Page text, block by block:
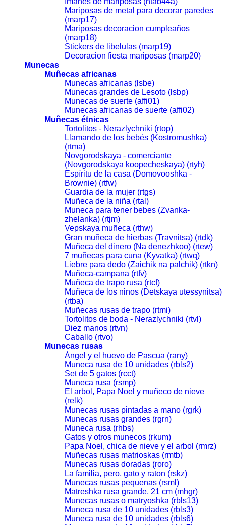
Mariposas de metal para decorar paredes
(marp17)
Mariposas decoracion cumpleaños
(marp18)
Stickers de libelulas (marp19)
Decoracion fiesta mariposas (marp20)
Munecas
Muñecas africanas
Munecas africanas (lsbe)
Munecas grandes de Lesoto (lsbp)
Munecas de suerte (affi01)
Munecas africanas de suerte (affi02)
Muñecas étnicas
Tortolitos - Nerazlychniki (rtop)
Llamando de los bebés (Kostromushka)
(rtma)
Novgorodskaya - comerciante
(Novgorodskaya koopecheskaya) (rtyh)
Espíritu de la casa (Domovooshka -
Brownie) (rtfw)
Guardia de la mujer (rtgs)
Muñeca de la niña (rtal)
Muneca para tener bebes (Zvanka-
zhelanka) (rtjm)
Vepskaya muñeca (rthw)
Gran muñeca de hierbas (Travnitsa) (rtdk)
Muñeca del dinero (Na denezhkoo) (rtew)
7 muñecas para cuna (Kyvatka) (rtwq)
Liebre para dedo (Zaichik na palchik) (rtkn)
Muñeca-campana (rtfv)
Muñeca de trapo rusa (rtcf)
Muñeca de los ninos (Detskaya utessynitsa)
(rtba)
Muñecas rusas de trapo (rtmi)
Tortolitos de boda - Nerazlychniki (rtvl)
Diez manos (rtvn)
Caballo (rtvo)
Munecas rusas
Ángel y el huevo de Pascua (rany)
Muneca rusa de 10 unidades (rbls2)
Set de 5 gatos (rcct)
Muneca rusa (rsmp)
El arbol, Papa Noel y muñeco de nieve
(relk)
Munecas rusas pintadas a mano (rgrk)
Munecas rusas grandes (rgrn)
Muneca rusa (rhbs)
Gatos y otros munecos (rkum)
Papa Noel, chica de nieve y el arbol (rmrz)
Muñecas rusas matrioskas (rmtb)
Munecas rusas doradas (roro)
La familia, pero, gato y raton (rskz)
Munecas rusas pequenas (rsml)
Matreshka rusa grande, 21 cm (mhgr)
Munecas rusas o matryoshka (rbls13)
Muneca rusa de 10 unidades (rbls3)
Muneca rusa de 10 unidades (rbls6)